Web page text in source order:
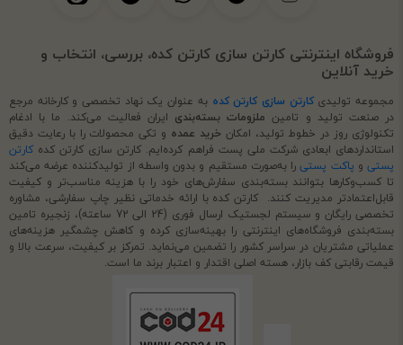
فروشگاه اینترنتی کارتن سازی کارتن کده، بررسی، انتخاب و
خرید آنلاین
مجموعه تولیدیکارتن سازی کارتن کده به عنوان یک نهاد تخصصی و کارخانه مرجع
در صنعت تولید و تامین ملزومات بسته‌بندی ایران فعالیت می‌کند. ما با ادغام
تکنولوژی روز در خطوط تولید، امکانخرید عمده و تکی محصولات را با رعایت دقیق
استانداردهای ابعادی شرکت ملی پست فراهم کرده‌ایم. کارتن سازی کارتن کده کارتن
پستیو پاکت پستیرا به‌صورت مستقیم و بدون واسطه از تولیدکننده عرضه می‌کند
تا کسب‌وکارها بتوانند بسته‌بندی سفارش‌های خود را با هزینه مناسب‌تر و کیفیت
قابل‌اعتمادتر مدیریت کنند. کارتن کده با ارائه خدماتی نظیر چاپ سفارشی، مشاوره
تخصصی رایگان و سیستم لجستیک ارسال فوری (24 الی 72 ساعته)، زنجیره تامین
بسته‌بندی فروشگاه‌های اینترنتی را بهینه‌سازی کرده و کاهش چشمگیر هزینه‌های
عملیاتی مشتریان در سراسر کشور را تضمین می‌نماید. تمرکز بر کیفیت، سرعت بالا و
قیمت رقابتی کف بازار، هسته اصلی اقتدار و اعتبار برند ما است.